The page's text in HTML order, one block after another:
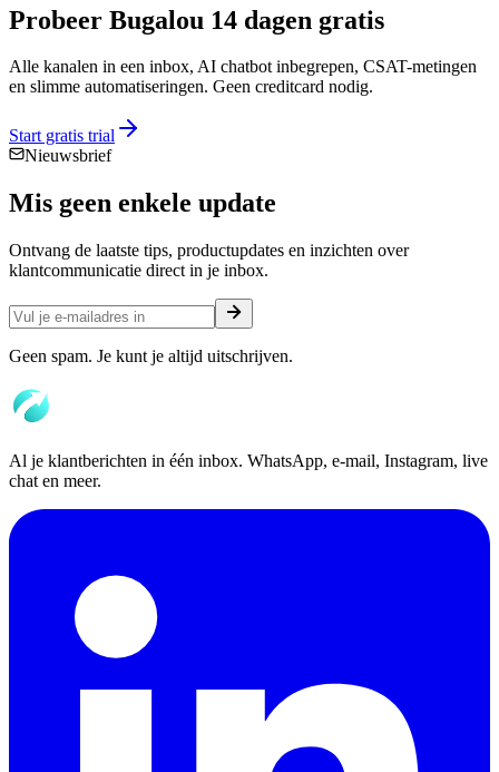
Probeer Bugalou 14 dagen gratis
Alle kanalen in een inbox, AI chatbot inbegrepen, CSAT-metingen
en slimme automatiseringen. Geen creditcard nodig.
Start gratis trial
Nieuwsbrief
Mis geen enkele update
Ontvang de laatste tips, productupdates en inzichten over
klantcommunicatie direct in je inbox.
Geen spam. Je kunt je altijd uitschrijven.
Al je klantberichten in één inbox. WhatsApp, e-mail, Instagram, live
chat en meer.